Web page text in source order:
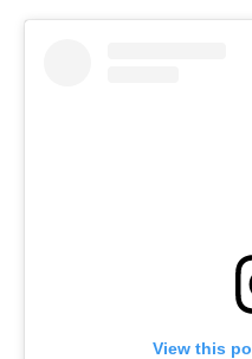
View this